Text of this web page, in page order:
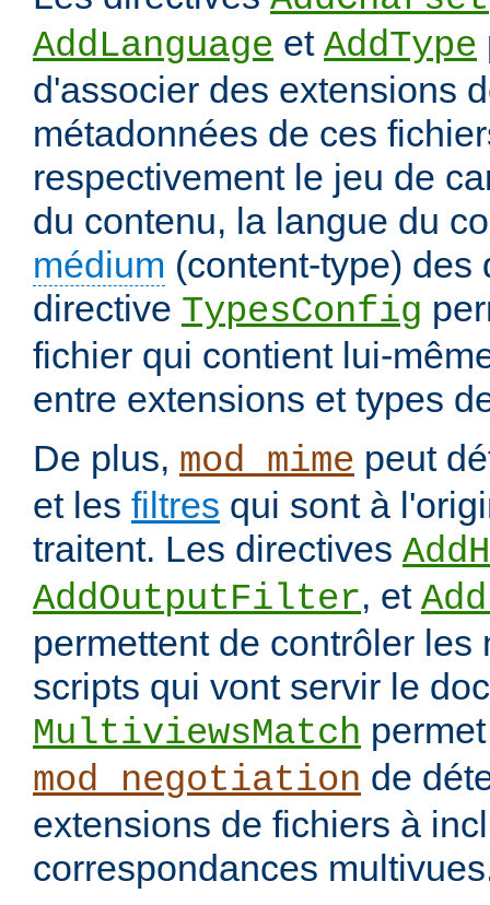
AddLanguage et AddType
d'associer des extensions
métadonnées de ces
respectivement le jeu de
du contenu, la langue du
médium (content-type) des
directive TypesConfig
fichier qui contient lui-
entre extensions et types
De plus, mod_mime peut
et les filtres qui sont à
traitent. Les directives
AddOutputFilter, et
permettent de contrôler les
scripts qui vont servir le
MultiviewsMatch
mod_negotiation de
extensions de fichiers à
correspondances